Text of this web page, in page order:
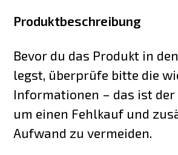
Produktbeschreibung
Bevor du das Produkt in
legst, überprüfe bitte die
Informationen – das ist der
um einen Fehlkauf und
Aufwand zu vermeiden.